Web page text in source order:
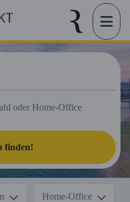
finden!
Home-Office